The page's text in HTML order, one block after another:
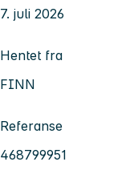
7. juli 2026
Hentet fra
FINN
Referanse
468799951